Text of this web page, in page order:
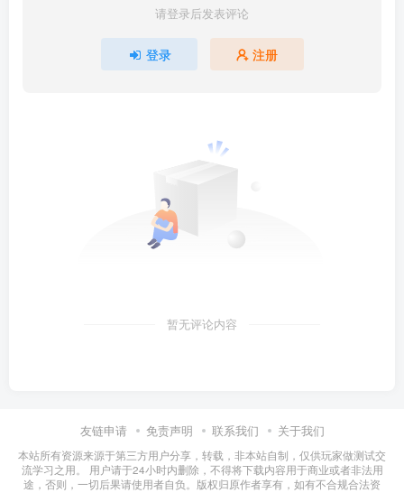
请登录后发表评论
登录 注册
暂无评论内容
友链申请 免责声明 联系我们 关于我们
本站所有资源来源于第三方用户分享，转载，非本站自制，仅供玩家做测试交
流学习之用。 用户请于24小时内删除，不得将下载内容用于商业或者非法用
途，否则，一切后果请使用者自负。版权归原作者享有，如有不合规合法资